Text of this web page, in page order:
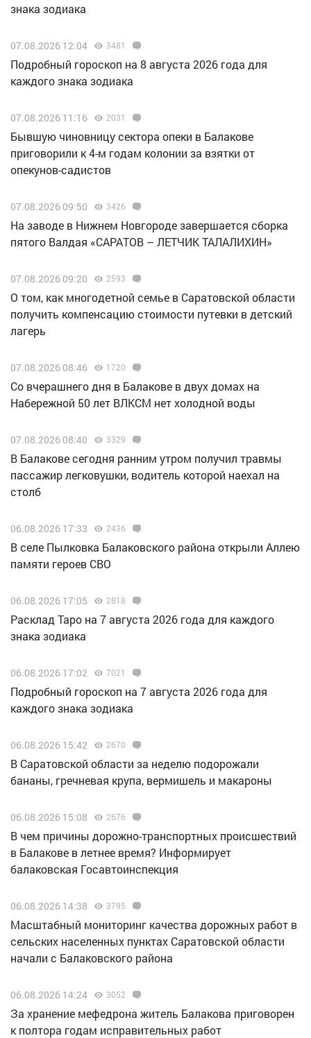
знака зодиака
07.08.2026 12:04 3481
Подробный гороскоп на 8 августа 2026 года для
каждого знака зодиака
07.08.2026 11:16 2031
Бывшую чиновницу сектора опеки в Балакове
приговорили к 4-м годам колонии за взятки от
опекунов-садистов
07.08.2026 09:50 3426
Н️а заводе в Нижнем Новгороде завершается сборка
пятого Валдая «САРАТОВ – ЛЕТЧИК ТАЛАЛИХИН»
07.08.2026 09:20 2593
О том, как многодетной семье в Саратовской области
получить компенсацию стоимости путевки в детский
лагерь
07.08.2026 08:46 1720
Со вчерашнего дня в Балакове в двух домах на
Набережной 50 лет ВЛКСМ нет холодной воды
07.08.2026 08:40 3329
В Балакове сегодня ранним утром получил травмы
пассажир легковушки, водитель которой наехал на
столб
06.08.2026 17:33 2436
В селе Пылковка Балаковского района открыли Аллею
памяти героев СВО
06.08.2026 17:05 2818
Расклад Таро на 7 августа 2026 года для каждого
знака зодиака
06.08.2026 17:02 7021
Подробный гороскоп на 7 августа 2026 года для
каждого знака зодиака
06.08.2026 15:42 2670
В Саратовской области за неделю подорожали
бананы, гречневая крупа, вермишель и макароны
06.08.2026 15:08 2676
В чем причины дорожно-транспортных происшествий
в Балакове в летнее время? Информирует
балаковская Госавтоинспекция
06.08.2026 14:38 3795
Масштабный мониторинг качества дорожных работ в
сельских населенных пунктах Саратовской области
начали с Балаковского района
06.08.2026 14:24 3052
За хранение мефедрона житель Балакова приговорен
к полтора годам исправительных работ